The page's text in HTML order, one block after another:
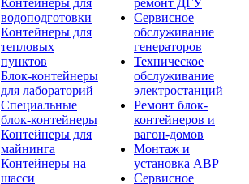
Контейнеры для
водоподготовки
Контейнеры для
тепловых
пунктов
Блок-контейнеры
для лабораторий
Специальные
блок-контейнеры
Контейнеры для
майнинга
Контейнеры на
шасси
ремонт ДГУ
Сервисное
обслуживание
генераторов
Техническое
обслуживание
электростанций
Ремонт блок-
контейнеров и
вагон-домов
Монтаж и
установка АВР
Сервисное